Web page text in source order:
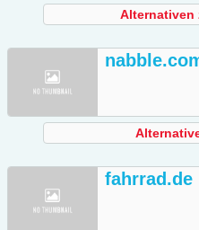
Alternativen
fahrrad.de